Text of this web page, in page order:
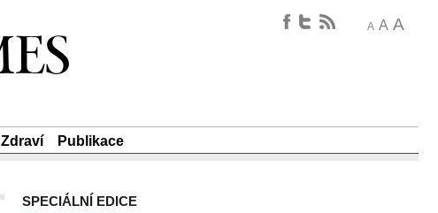
A A A
Zdraví Publikace
SPECIÁLNÍ EDICE